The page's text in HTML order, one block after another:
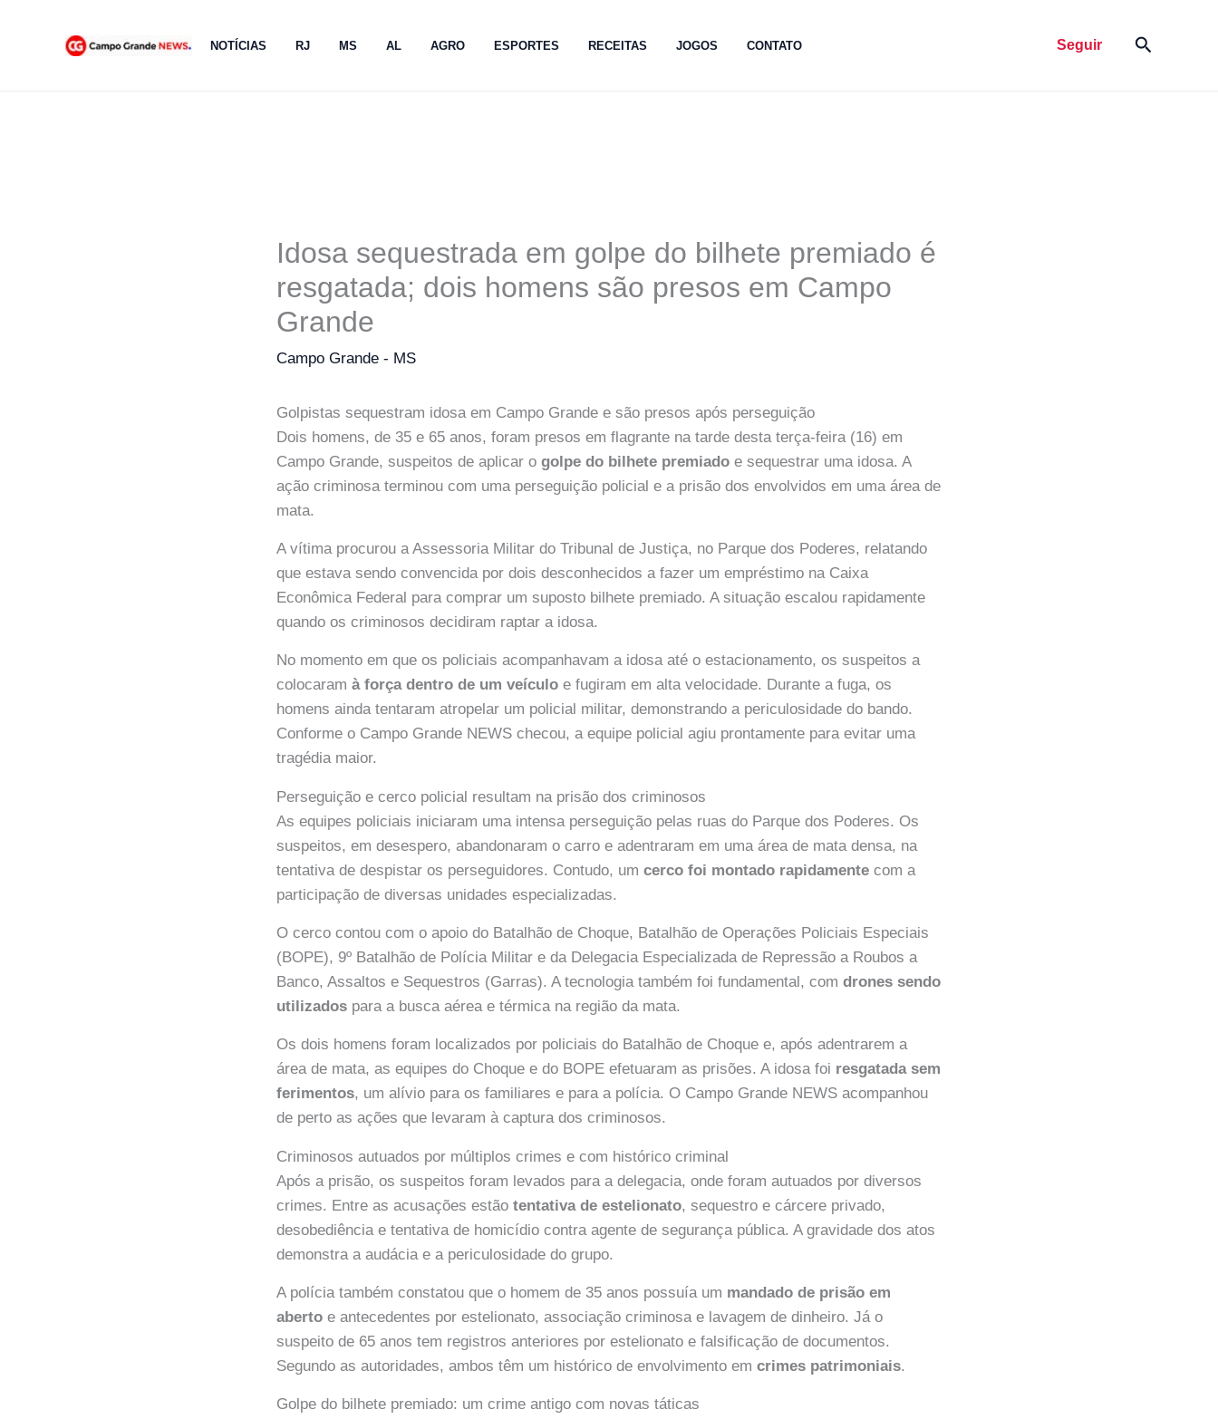
NOTÍCIAS RJ MS AL AGRO ESPORTES RECEITAS JOGOS CONTATO Seguir Pesquisar
Idosa sequestrada em golpe do bilhete premiado é
resgatada; dois homens são presos em Campo
Grande
Campo Grande - MS
Golpistas sequestram idosa em Campo Grande e são presos após perseguição
Dois homens, de 35 e 65 anos, foram presos em flagrante na tarde desta terça-feira (16) em
Campo Grande, suspeitos de aplicar ogolpe do bilhete premiado e sequestrar uma idosa. A
ação criminosa terminou com uma perseguição policial e a prisão dos envolvidos em uma área de
mata.
A vítima procurou a Assessoria Militar do Tribunal de Justiça, no Parque dos Poderes, relatando
que estava sendo convencida por dois desconhecidos a fazer um empréstimo na Caixa
Econômica Federal para comprar um suposto bilhete premiado. A situação escalou rapidamente
quando os criminosos decidiram raptar a idosa.
No momento em que os policiais acompanhavam a idosa até o estacionamento, os suspeitos a
colocaramà força dentro de um veículo e fugiram em alta velocidade. Durante a fuga, os
homens ainda tentaram atropelar um policial militar, demonstrando a periculosidade do bando.
Conforme o Campo Grande NEWS checou, a equipe policial agiu prontamente para evitar uma
tragédia maior.
Perseguição e cerco policial resultam na prisão dos criminosos
As equipes policiais iniciaram uma intensa perseguição pelas ruas do Parque dos Poderes. Os
suspeitos, em desespero, abandonaram o carro e adentraram em uma área de mata densa, na
tentativa de despistar os perseguidores. Contudo, umcerco foi montado rapidamente com a
participação de diversas unidades especializadas.
O cerco contou com o apoio do Batalhão de Choque, Batalhão de Operações Policiais Especiais
(BOPE), 9º Batalhão de Polícia Militar e da Delegacia Especializada de Repressão a Roubos a
Banco, Assaltos e Sequestros (Garras). A tecnologia também foi fundamental, comdrones sendo
utilizados para a busca aérea e térmica na região da mata.
Os dois homens foram localizados por policiais do Batalhão de Choque e, após adentrarem a
área de mata, as equipes do Choque e do BOPE efetuaram as prisões. A idosa foi resgatada sem
ferimentos, um alívio para os familiares e para a polícia. O Campo Grande NEWS acompanhou
de perto as ações que levaram à captura dos criminosos.
Criminosos autuados por múltiplos crimes e com histórico criminal
Após a prisão, os suspeitos foram levados para a delegacia, onde foram autuados por diversos
crimes. Entre as acusações estãotentativa de estelionato, sequestro e cárcere privado,
desobediência e tentativa de homicídio contra agente de segurança pública. A gravidade dos atos
demonstra a audácia e a periculosidade do grupo.
A polícia também constatou que o homem de 35 anos possuía um mandado de prisão em
aberto e antecedentes por estelionato, associação criminosa e lavagem de dinheiro. Já o
suspeito de 65 anos tem registros anteriores por estelionato e falsificação de documentos.
Segundo as autoridades, ambos têm um histórico de envolvimento emcrimes patrimoniais.
Golpe do bilhete premiado: um crime antigo com novas táticas